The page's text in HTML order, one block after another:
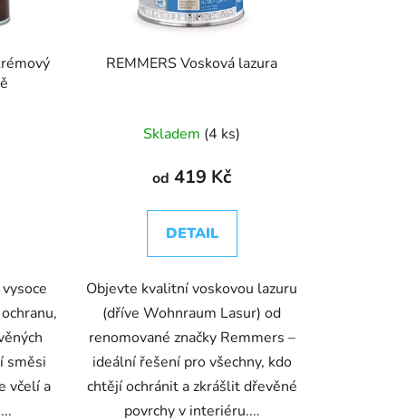
k
směsi
včelí a
REMMERS Vosková lazura
Skladem (4 ks)
od 419 Kč
DETAIL
Objevte kvalitní voskovou lazuru
(dříve Wohnraum Lasur) od
renomované značky Remmers –
ideální řešení pro všechny, kdo
chtějí ochránit a zkrášlit dřevěné
povrchy v interiéru....